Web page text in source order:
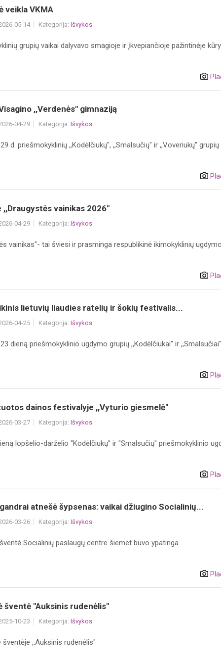
veikla VKMA
05-14 Kategorija: Išvykos
grupių vaikai dalyvavo smagioje ir įkvepiančioje pažintinėje
,,Verdenės" gimnaziją
04-29 Kategorija: Išvykos
d. priešmokyklinių ,,Kodėlčiukų", ,,Smalsučių" ir ,,Voveriukų" grupių
,,Draugystės vainikas 2026"
04-29 Kategorija: Išvykos
vainikas"- tai šviesi ir prasminga respublikinė ikimokyklinių
lietuvių liaudies ratelių ir šokių festivalis...
04-25 Kategorija: Išvykos
dieną priešmokyklinio ugdymo grupių ,,Kodėlčiukai" ir ,,Smalsučiai"
dainos festivalyje ,,Vyturio giesmelė"
03-27 Kategorija: Išvykos
lopšelio-darželio "Kodėlčiukų" ir "Smalsučių" priešmokyklinio
atnešė šypsenas: vaikai džiugino Socialinių...
03-26 Kategorija: Išvykos
Socialinių paslaugų centre šiemet buvo ypatinga.
šventė "Auksinis rudenėlis"
10-23 Kategorija: Išvykos
šventėje ,,Auksinis rudenėlis"